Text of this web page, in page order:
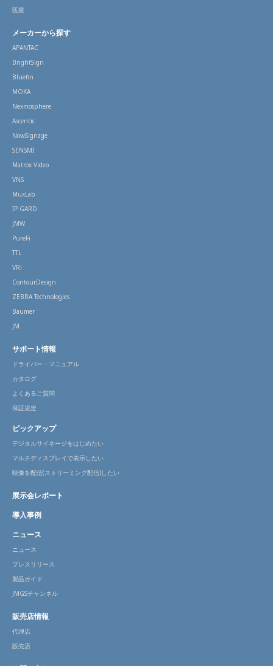
医療
メーカーから探す
APANTAC
BrightSign
Bluefin
MOKA
Nexmosphere
Ascentic
NowSignage
SENSMI
Matrox Video
VNS
MuxLab
IP GARD
JMW
PureFi
TTL
VRi
ContourDesign
ZEBRA Technologies
Baumer
JM
サポート情報
ドライバー・マニュアル
カタログ
よくあるご質問
保証規定
ピックアップ
デジタルサイネージをはじめたい
マルチディスプレイで表示したい
映像を配信(ストリーミング配信)したい
展示会レポート
導入事例
ニュース
ニュース
プレスリリース
製品ガイド
JMGSチャンネル
販売店情報
代理店
販売店